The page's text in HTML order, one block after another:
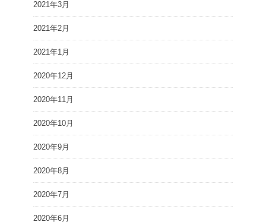
2021年3月
2021年2月
2021年1月
2020年12月
2020年11月
2020年10月
2020年9月
2020年8月
2020年7月
2020年6月